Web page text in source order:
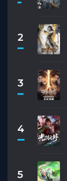
2
3
4
5